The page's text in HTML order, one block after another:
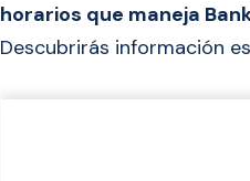
horarios que maneja
Descubrirás información